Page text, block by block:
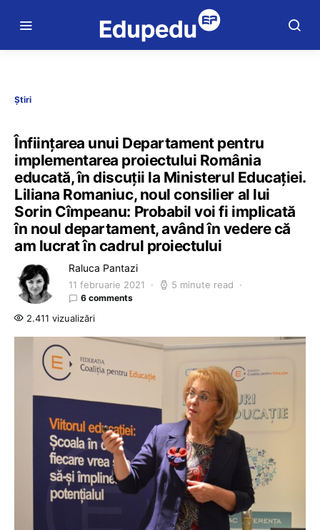
Știri
Înființarea unui Departament pentru
implementarea proiectului România
educată, în discuții la Ministerul Educației.
Liliana Romaniuc, noul consilier al lui
Sorin Cîmpeanu: Probabil voi fi implicată
în noul departament, având în vedere că
am lucrat în cadrul proiectului
Raluca Pantazi
11 februarie 2021 5 minute read
6 comments
2.411 vizualizări